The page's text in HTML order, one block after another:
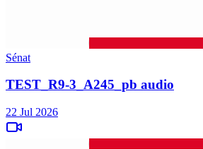
Sénat
TEST_R9-3_A245_pb audio
22 Jul 2026